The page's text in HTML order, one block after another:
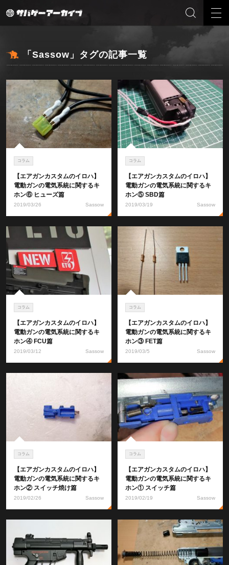
「Sassow」タグの記事一覧
コラム
【エアガンカスタムのイロハ】
電動ガンの電気系統に関するキ
ホン⑥ ヒューズ篇
2019/03/26 Sassow
コラム
【エアガンカスタムのイロハ】
電動ガンの電気系統に関するキ
ホン⑤ SBD篇
2019/03/19 Sassow
コラム
【エアガンカスタムのイロハ】
電動ガンの電気系統に関するキ
ホン④ FCU篇
2019/03/12 Sassow
コラム
【エアガンカスタムのイロハ】
電動ガンの電気系統に関するキ
ホン③ FET篇
2019/03/5 Sassow
コラム
【エアガンカスタムのイロハ】
電動ガンの電気系統に関するキ
ホン② スイッチ焼け篇
2019/02/26 Sassow
コラム
【エアガンカスタムのイロハ】
電動ガンの電気系統に関するキ
ホン① スイッチ篇
2019/02/19 Sassow